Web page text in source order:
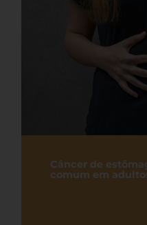
Câncer de
comum em